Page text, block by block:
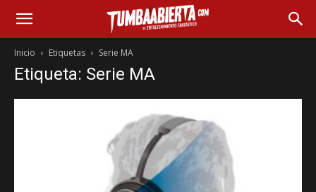
Inicio Etiquetas Serie MA
Etiqueta: Serie MA